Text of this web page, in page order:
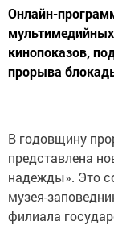
Онлайн-
кинопоказов,
прорыва
В годовщину
представлена
надежды». Это
музея-
филиала